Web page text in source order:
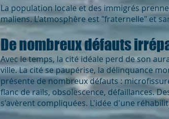
La population locale et des immigrés
maliens. L'atmosphère est "fraternelle" et
De nombreux défauts
Avec le temps, la cité idéale perd de son
ville. La cité se paupérise, la délinquance
présente de nombreux défauts :
flanc de rails, obsolescence, défaillances.
s'avèrent compliquées. L'idée d'une